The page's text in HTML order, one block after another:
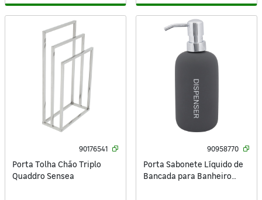
90176541
Porta Tolha Chão Triplo
Quaddro Sensea
90958770
Porta Sabonete Líquido de
Bancada para Banheiro